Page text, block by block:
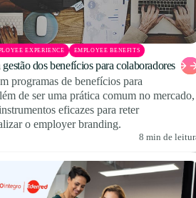
EXPERIENCE EMPLOYEE BENEFITS
dos benefícios para colaboradores
programas de benefícios para
de ser uma prática comum no mercado,
eficazes para reter
o employer branding.
8 min de